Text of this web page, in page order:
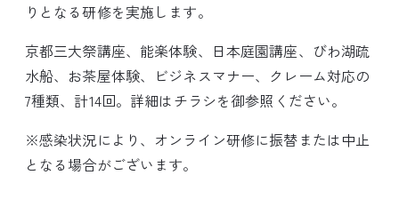
りとなる研修を実施します。
京都三大祭講座、能楽体験、日本庭園講座、びわ湖疏
水船、お茶屋体験、ビジネスマナー、クレーム対応の
7種類、計14回。詳細はチラシを御参照ください。
※感染状況により、オンライン研修に振替または中止
となる場合がございます。